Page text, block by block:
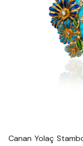
Canan Yolaç